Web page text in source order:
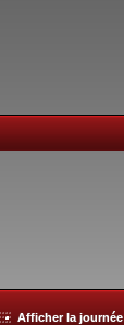
Afficher la journée